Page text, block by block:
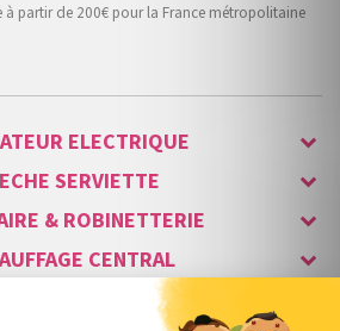
partir de 200€ pour la France métropolitaine
ELECTRIQUE
SERVIETTE
& ROBINETTERIE
CENTRAL
& SÉCURITÉ